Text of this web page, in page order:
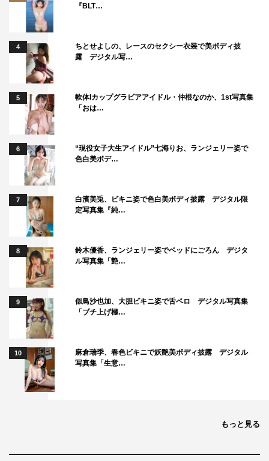
そして、迎えた本番。とっくに体力の限界を超えている
はずのイケダンたちだったが、サイリウムが発光するとス
イッチオン。7人の動きがシンクロした、迫力のパフォー
マンスを披露した。
『BLT…
4
ちとせよしの、レースのセクシー衣装で美ボディ披
露 デジタル写…
5
軟体Iカップグラビアアイドル・仲根なのか、1st写真集
「おは…
6
“現役女子大生アイドル”七海りお、ランジェリー姿で
色白美ボデ…
7
白濱美兎、ビキニ姿で色白美ボディ披露 デジタル限
定写真集『純…
8
鈴木優香、ランジェリー姿でベッドにごろん デジタ
ル写真集「艶…
9
似鳥沙也加、大胆ビキニ姿で舌ペロ デジタル写真集
「ブチ上げ極…
10
麻倉瑞季、春色ビキニで妖艶美ボディ披露 デジタル
写真集「生意…
もっと見る